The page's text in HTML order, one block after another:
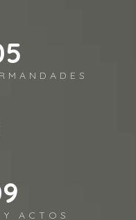
ACTOS